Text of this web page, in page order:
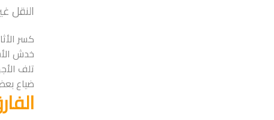
النقل
كسر
خدش
تلف
ضياع